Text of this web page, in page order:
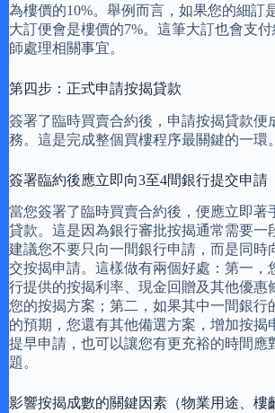
為樓價的10%。舉例而言，如果您的細訂
大訂便會是樓價的7%。這筆大訂也會支
師處理相關事宜。
第四步：正式申請按揭貸款
簽署了臨時買賣合約後，申請按揭貸款便
務。這是完成整個買樓程序最關鍵的一環。
簽署臨約後應立即向3至4間銀行提交申請
當您簽署了臨時買賣合約後，便應立即著
貸款。這是因為銀行審批按揭通常需要一
建議您不要只向一間銀行申請，而是同時
交按揭申請。這樣做有兩個好處：第一，
行提供的按揭利率、現金回贈及其他優惠
您的按揭方案；第二，如果其中一間銀行
的預期，您還有其他備選方案，增加按揭
提早申請，也可以讓您有更充裕的時間應
題。
影響按揭成數的關鍵因素（物業用途、樓